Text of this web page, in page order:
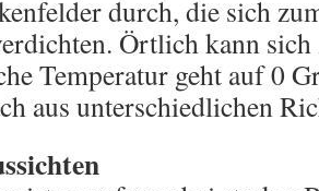
durch, die sich
Örtlich kann
Temperatur geht auf 0
aus unterschiedlichen